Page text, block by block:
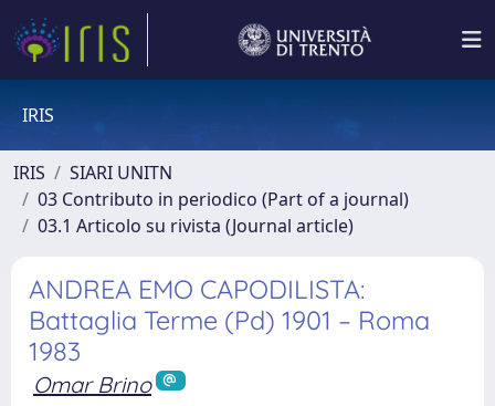
IRIS
IRIS
SIARI UNITN
03 Contributo in periodico (Part of a journal)
03.1 Articolo su rivista (Journal article)
ANDREA EMO CAPODILISTA:
Battaglia Terme (Pd) 1901 – Roma
1983
Omar Brino